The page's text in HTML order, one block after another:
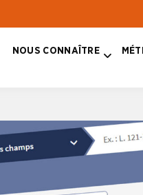
NOUS CONNAÎTRE